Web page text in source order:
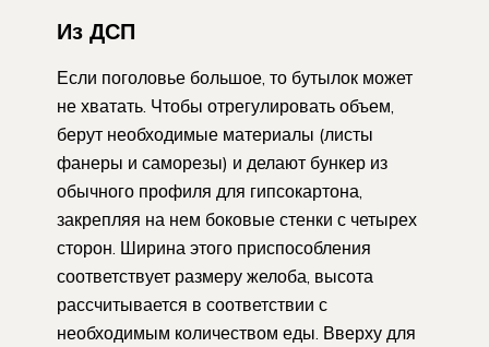
Из ДСП
Если поголовье большое, то бутылок может
не хватать. Чтобы отрегулировать объем,
берут необходимые материалы (листы
фанеры и саморезы) и делают бункер из
обычного профиля для гипсокартона,
закрепляя на нем боковые стенки с четырех
сторон. Ширина этого приспособления
соответствует размеру желоба, высота
рассчитывается в соответствии с
необходимым количеством еды. Вверху для